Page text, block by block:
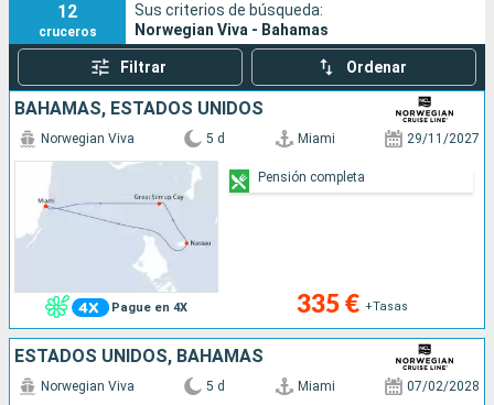
Buscar
12
cruceros
Sus criterios de búsqueda:
Norwegian Viva - Bahamas
Filtrar Ordenar
BAHAMAS, ESTADOS UNIDOS
Pague en 4X
Norwegian Viva 5 d Miami 29/11/2027
335 € +Tasas
Pensión completa
ESTADOS UNIDOS, BAHAMAS
Norwegian Viva 5 d Miami 07/02/2028